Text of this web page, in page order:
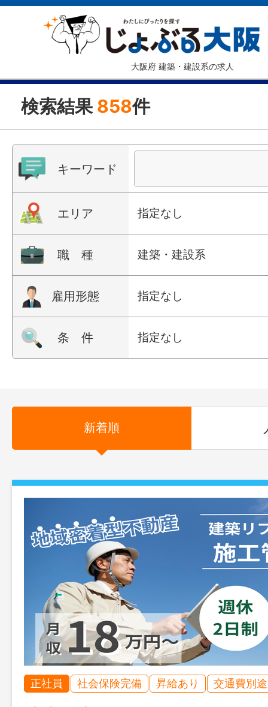
大阪府 建築・建設系の求人
検索結果 858件
キーワード
エリア 指定なし
職 種 建築・建設系
雇用形態 指定なし
条 件 指定なし
新着順
正社員 社会保険完備 昇給あり 交通費別